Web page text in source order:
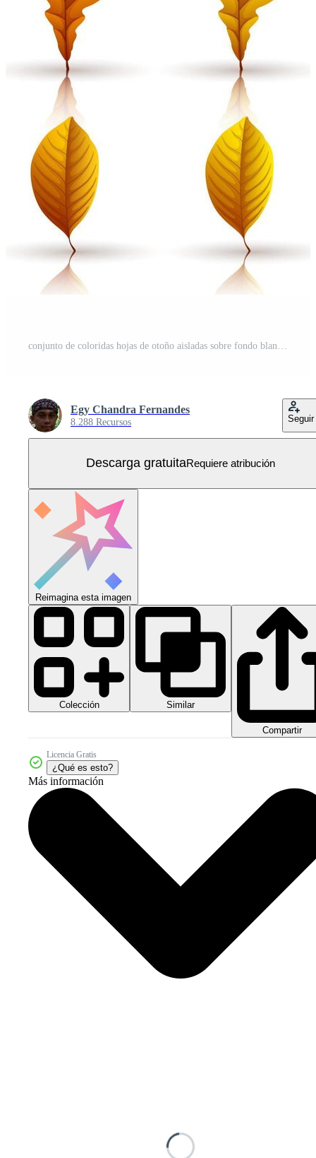
Egy Chandra Fernandes
8.288 Recursos Seguir
Descarga gratuitaRequiere atribución
Reimagina esta imagen
Colección Similar
Compartir
Licencia Gratis
¿Qué es esto?
Más información